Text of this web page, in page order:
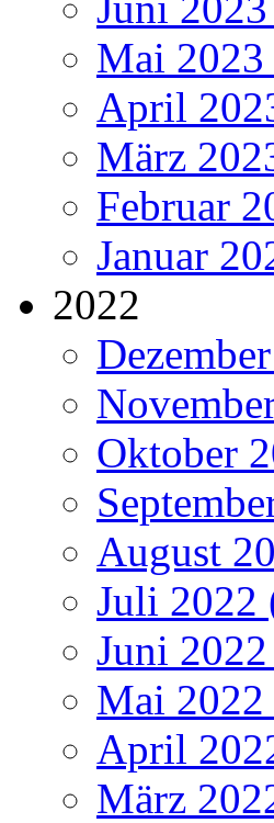
Mai
April
März
Februar
Januar
2022
Oktober
August
Juli 2022
Juni
Mai
April
März